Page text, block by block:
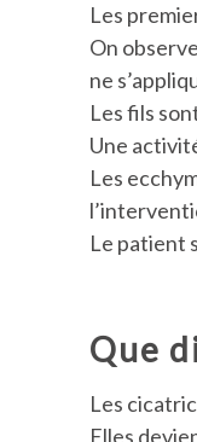
Les
On
ne
Les fils
Une
Les
Le patient
Que
Les
Elles